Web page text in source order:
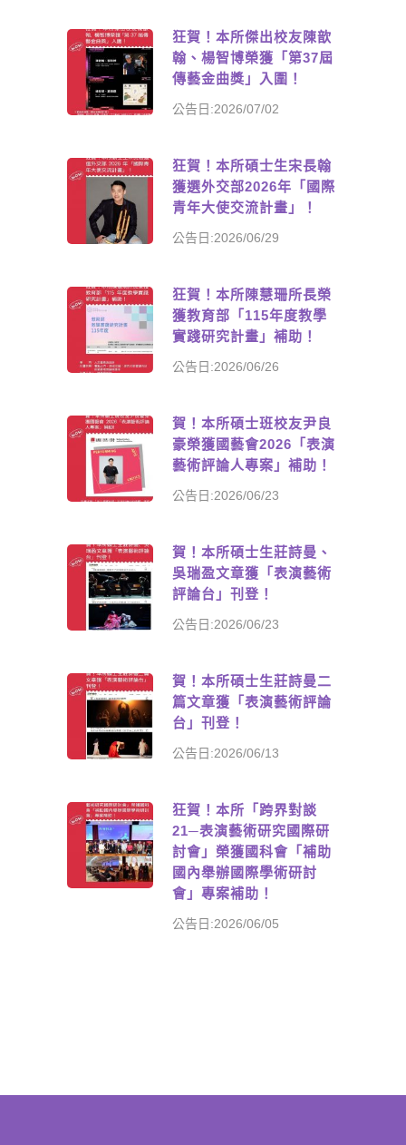
狂賀！本所傑出校友陳歆
翰、楊智博榮獲「第37屆
傳藝金曲獎」入圍！
公告日:2026/07/02
狂賀！本所碩士生宋長翰
獲選外交部2026年「國際
青年大使交流計畫」！
公告日:2026/06/29
狂賀！本所陳慧珊所長榮
獲教育部「115年度教學
實踐研究計畫」補助！
公告日:2026/06/26
賀！本所碩士班校友尹良
豪榮獲國藝會2026「表演
藝術評論人專案」補助！
公告日:2026/06/23
賀！本所碩士生莊詩曼、
吳瑞盈文章獲「表演藝術
評論台」刊登！
公告日:2026/06/23
賀！本所碩士生莊詩曼二
篇文章獲「表演藝術評論
台」刊登！
公告日:2026/06/13
狂賀！本所「跨界對談
21─表演藝術研究國際研
討會」榮獲國科會「補助
國內舉辦國際學術研討
會」專案補助！
公告日:2026/06/05